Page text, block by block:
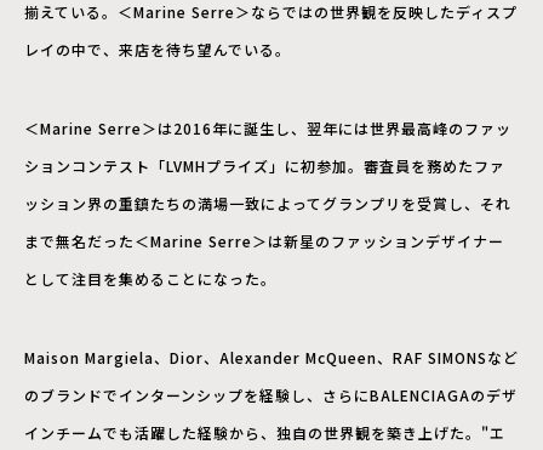
揃えている。＜Marine Serre＞ならではの世界観を反映したディスプ
レイの中で、来店を待ち望んでいる。
＜Marine Serre＞は2016年に誕生し、翌年には世界最高峰のファッ
ションコンテスト「LVMHプライズ」に初参加。審査員を務めたファ
ッション界の重鎮たちの満場一致によってグランプリを受賞し、それ
まで無名だった＜Marine Serre＞は新星のファッションデザイナー
として注目を集めることになった。
Maison Margiela、Dior、Alexander McQueen、RAF SIMONSなど
のブランドでインターンシップを経験し、さらにBALENCIAGAのデザ
インチームでも活躍した経験から、独自の世界観を築き上げた。"エ